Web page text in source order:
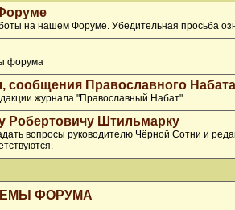
на нашем Форуме. Убедительная просьба
форума
сообщения Православного Набата
журнала "Православный Набат".
Робертовичу Штильмарку
вопросы руководителю Чёрной Сотни и
ФОРУМА